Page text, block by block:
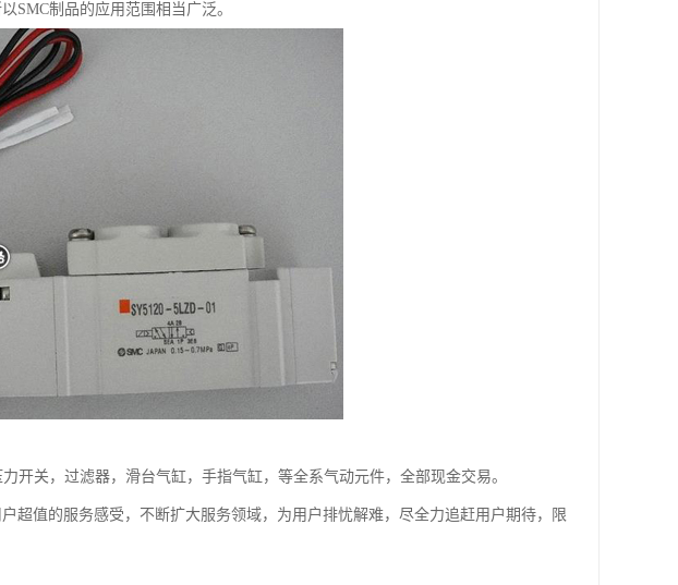
SMC制品的应用范围相当广泛。
开关，过滤器，滑台气缸，手指气缸，等全系气动元件，全部现金交易。
超值的服务感受，不断扩大服务领域，为用户排忧解难，尽全力追赶用户期待，限